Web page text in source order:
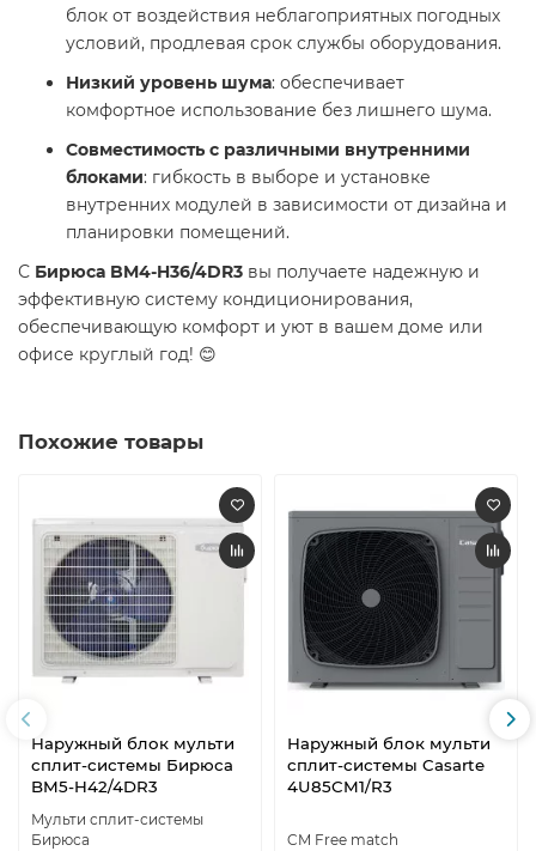
блок от воздействия неблагоприятных погодных
условий, продлевая срок службы оборудования.
Низкий уровень шума: обеспечивает
комфортное использование без лишнего шума.
Совместимость с различными внутренними
блоками: гибкость в выборе и установке
внутренних модулей в зависимости от дизайна и
планировки помещений.
С Бирюса BM4-H36/4DR3 вы получаете надежную и
эффективную систему кондиционирования,
обеспечивающую комфорт и уют в вашем доме или
офисе круглый год! 😊
Похожие товары
Наружный блок мульти
сплит-системы Бирюса
BM5-H42/4DR3
Мульти сплит-системы
Бирюса
Наружный блок мульти
сплит-системы Casarte
4U85CM1/R3
CM Free match